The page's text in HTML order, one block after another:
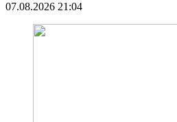
07.08.2026 21:04